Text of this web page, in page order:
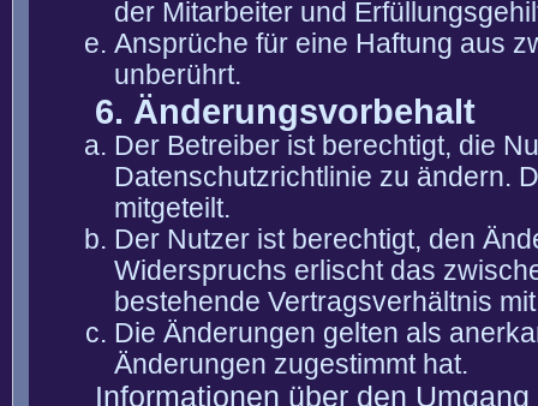
der Mitarbeiter und
Ansprüche für eine Haftung aus
unberührt.
6. Änderungsvorbehalt
Der Betreiber ist berechtigt, die
Datenschutzrichtlinie zu ändern.
mitgeteilt.
Der Nutzer ist berechtigt, den
Widerspruchs erlischt das
bestehende Vertragsverhältnis
Die Änderungen gelten als
Änderungen zugestimmt hat.
Informationen über den